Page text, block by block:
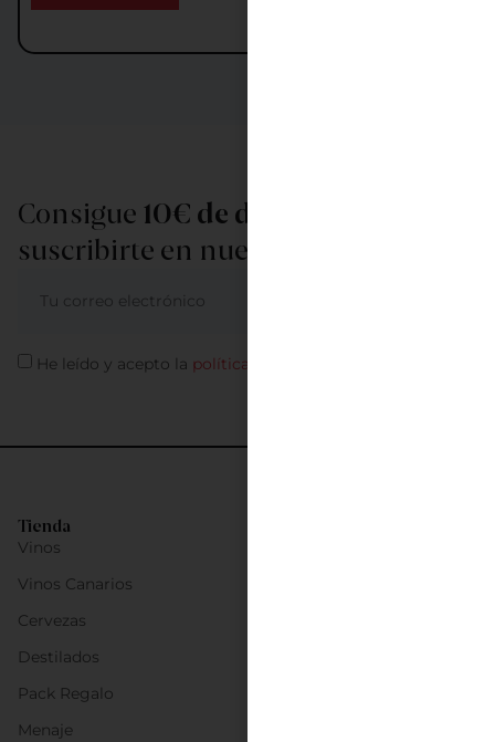
Tienda
Vinos
Vinos Canarios
Cervezas
Destilados
Pack Regalo
Menaje
Consigue 10€ de descuento
suscribirte en nuestra newsletter
He leído y acepto la política de privacidad